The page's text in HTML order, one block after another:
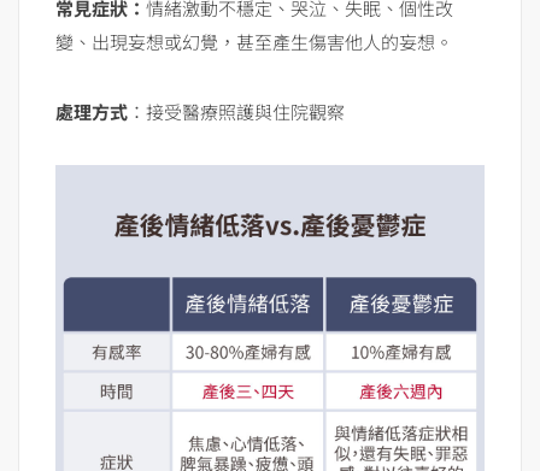
常見症狀： 情緒激動不穩定、哭泣、失眠、個性改
變、出現妄想或幻覺，甚至產生傷害他人的妄想。
處理方式 ：接受醫療照護與住院觀察